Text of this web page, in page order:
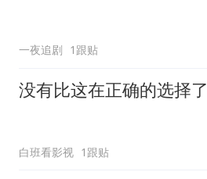
一夜追剧 1跟贴
没有比这在正确的选择了
白班看影视 1跟贴